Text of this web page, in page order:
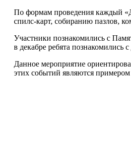
По формам проведения каждый
спилс-карт, собиранию пазлов,
Участники познакомились с
в декабре ребята познакомились
Данное мероприятие
этих событий являются примером